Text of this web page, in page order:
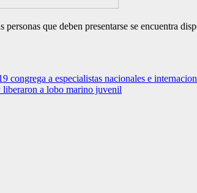
que deben presentarse se encuentra
a especialistas nacionales e
liberaron a lobo marino juvenil